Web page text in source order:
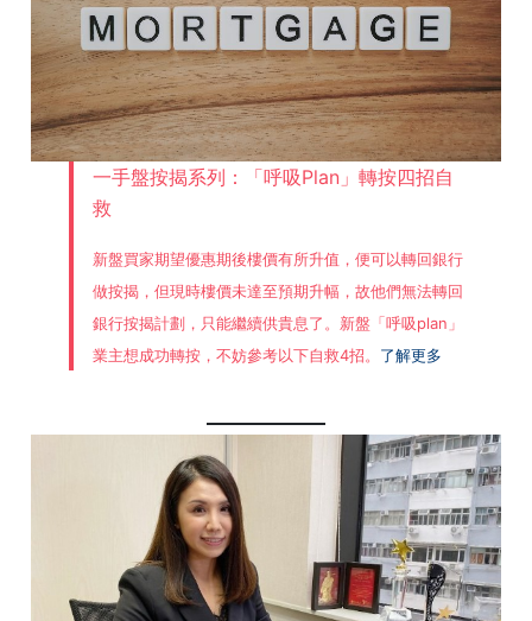
一手盤按揭系列：「呼吸Plan」轉按四招自
救
新盤買家期望優惠期後樓價有所升值，便可以轉回銀行
做按揭，但現時樓價未達至預期升幅，故他們無法轉回
銀行按揭計劃，只能繼續供貴息了。新盤「呼吸plan」
業主想成功轉按，不妨參考以下自救4招。 了解更多